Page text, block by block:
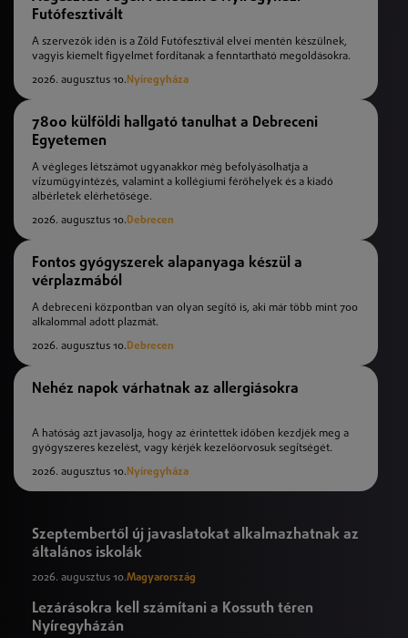
Futófesztivált
A szervezők idén is a Zöld Futófesztivál elvei mentén készülnek,
vagyis kiemelt figyelmet fordítanak a fenntartható megoldásokra.
2026. augusztus 10. Nyíregyháza
7800 külföldi hallgató tanulhat a Debreceni
Egyetemen
A végleges létszámot ugyanakkor még befolyásolhatja a
vízumügyintézés, valamint a kollégiumi férőhelyek és a kiadó
albérletek elérhetősége.
2026. augusztus 10.Debrecen
Fontos gyógyszerek alapanyaga készül a
vérplazmából
A debreceni központban van olyan segítő is, aki már több mint 700
alkalommal adott plazmát.
2026. augusztus 10.Debrecen
Nehéz napok várhatnak az allergiásokra
A hatóság azt javasolja, hogy az érintettek időben kezdjék meg a
gyógyszeres kezelést, vagy kérjék kezelőorvosuk segítségét.
2026. augusztus 10. Nyíregyháza
Szeptembertől új javaslatokat alkalmazhatnak az
általános iskolák
2026. augusztus 10.Magyarország
Lezárásokra kell számítani a Kossuth téren
Nyíregyházán